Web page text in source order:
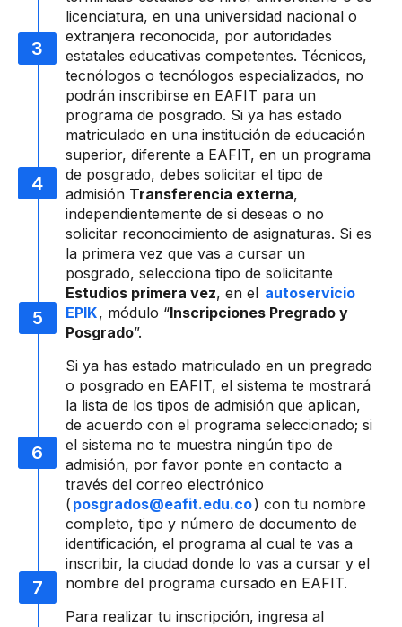
licenciatura, en una universidad nacional o
extranjera reconocida, por autoridades
estatales educativas competentes. Técnicos,
tecnólogos o tecnólogos especializados, no
podrán inscribirse en EAFIT para un
programa de posgrado. Si ya has estado
matriculado en una institución de educación
superior, diferente a EAFIT, en un programa
de posgrado, debes solicitar el tipo de
admisión Transferencia externa,
independientemente de si deseas o no
solicitar reconocimiento de asignaturas. Si es
la primera vez que vas a cursar un
posgrado, selecciona tipo de solicitante
Estudios primera vez, en el autoservicio
EPIK, módulo “Inscripciones Pregrado y
Posgrado”.
Si ya has estado matriculado en un pregrado
o posgrado en EAFIT, el sistema te mostrará
la lista de los tipos de admisión que aplican,
de acuerdo con el programa seleccionado; si
el sistema no te muestra ningún tipo de
admisión, por favor ponte en contacto a
través del correo electrónico
( posgrados@eafit.edu.co) con tu nombre
completo, tipo y número de documento de
identificación, el programa al cual te vas a
inscribir, la ciudad donde lo vas a cursar y el
nombre del programa cursado en EAFIT.
Para realizar tu inscripción, ingresa al